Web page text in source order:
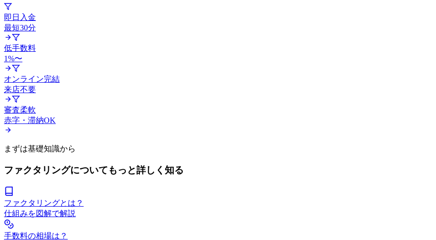
即日入金
最短30分
低手数料
1%〜
オンライン完結
来店不要
審査柔軟
赤字・滞納OK
まずは基礎知識から
ファクタリングについてもっと詳しく知る
ファクタリングとは？
仕組みを図解で解説
手数料の相場は？